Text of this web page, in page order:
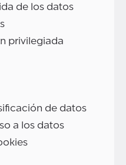
de los datos
privilegiada
de datos
a los datos